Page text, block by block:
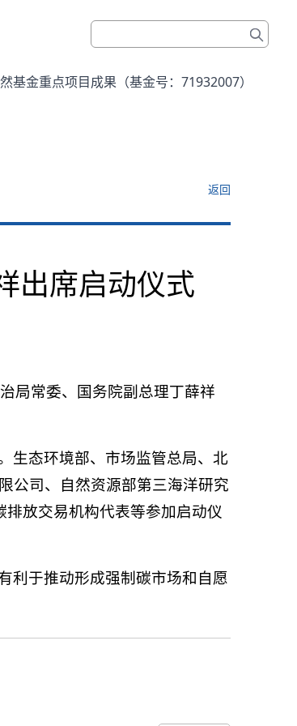
基金重点项目成果（基金号：71932007）
返回
出席启动仪式
局常委、国务院副总理丁薛祥
生态环境部、市场监管总局、北
公司、自然资源部第三海洋研究
放交易机构代表等参加启动仪
利于推动形成强制碳市场和自愿